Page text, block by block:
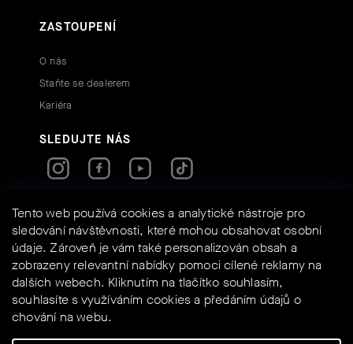
Tento web používá cookies a analytické nástroje pro
sledování návštěvnosti, které mohou obsahovat osobní
údaje. Zároveň je vám také personalizován obsah a
zobrazeny relevantní nabídky pomoci cílené reklamy na
dalších webech. Kliknutím na tlačítko souhlasím,
souhlasíte s využíváním cookies a předáním údajů o
chování na webu.
ZASTOUPENÍ
O nás
Staňte se dealerem
Kariéra
SLEDUJTE NÁS
RYCHLÉ KONTAKTY
info@assos-shop.cz
+420 605 234 525
Powered by
Shoptet